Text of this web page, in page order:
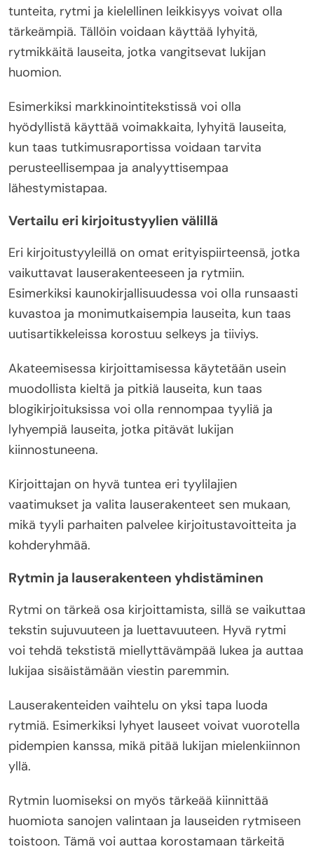
tunteita, rytmi ja kielellinen leikkisyys voivat olla
tärkeämpiä. Tällöin voidaan käyttää lyhyitä,
rytmikkäitä lauseita, jotka vangitsevat lukijan
huomion.
Esimerkiksi markkinointitekstissä voi olla
hyödyllistä käyttää voimakkaita, lyhyitä lauseita,
kun taas tutkimusraportissa voidaan tarvita
perusteellisempaa ja analyyttisempaa
lähestymistapaa.
Vertailu eri kirjoitustyylien välillä
Eri kirjoitustyyleillä on omat erityispiirteensä, jotka
vaikuttavat lauserakenteeseen ja rytmiin.
Esimerkiksi kaunokirjallisuudessa voi olla runsaasti
kuvastoa ja monimutkaisempia lauseita, kun taas
uutisartikkeleissa korostuu selkeys ja tiiviys.
Akateemisessa kirjoittamisessa käytetään usein
muodollista kieltä ja pitkiä lauseita, kun taas
blogikirjoituksissa voi olla rennompaa tyyliä ja
lyhyempiä lauseita, jotka pitävät lukijan
kiinnostuneena.
Kirjoittajan on hyvä tuntea eri tyylilajien
vaatimukset ja valita lauserakenteet sen mukaan,
mikä tyyli parhaiten palvelee kirjoitustavoitteita ja
kohderyhmää.
Rytmin ja lauserakenteen yhdistäminen
Rytmi on tärkeä osa kirjoittamista, sillä se vaikuttaa
tekstin sujuvuuteen ja luettavuuteen. Hyvä rytmi
voi tehdä tekstistä miellyttävämpää lukea ja auttaa
lukijaa sisäistämään viestin paremmin.
Lauserakenteiden vaihtelu on yksi tapa luoda
rytmiä. Esimerkiksi lyhyet lauseet voivat vuorotella
pidempien kanssa, mikä pitää lukijan mielenkiinnon
yllä.
Rytmin luomiseksi on myös tärkeää kiinnittää
huomiota sanojen valintaan ja lauseiden rytmiseen
toistoon. Tämä voi auttaa korostamaan tärkeitä